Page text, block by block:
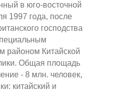
в юго-восточной
1997 года, после
господства
районом Китайской
Общая площадь
- 8 млн. человек,
китайский и